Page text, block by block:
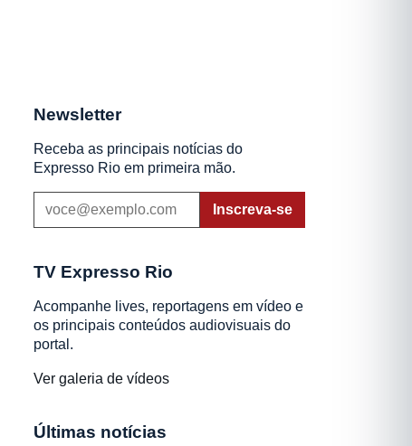
Newsletter
Receba as principais notícias do
Expresso Rio em primeira mão.
Inscreva-se
TV Expresso Rio
Acompanhe lives, reportagens em vídeo e
os principais conteúdos audiovisuais do
portal.
Ver galeria de vídeos
Últimas notícias